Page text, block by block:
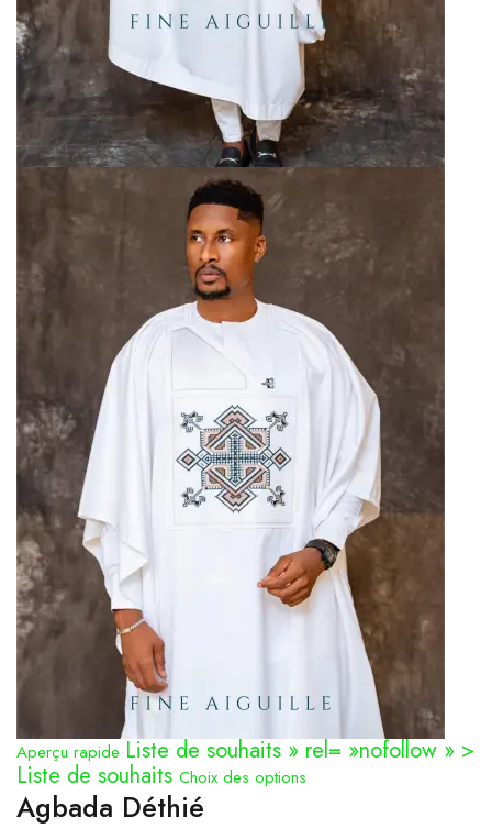
Aperçu rapide Liste de souhaits » rel= »nofollow » >
Liste de souhaits Choix des options
Agbada Déthié